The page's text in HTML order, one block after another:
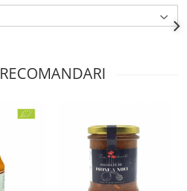
RECOMANDARI